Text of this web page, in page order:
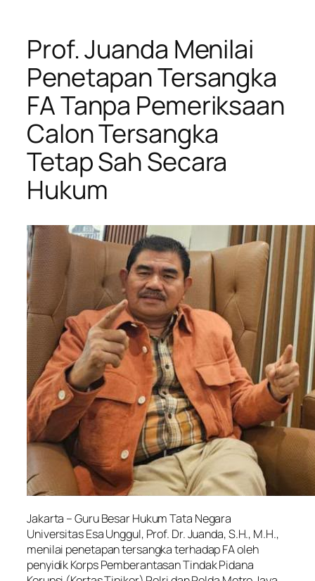
Prof. Juanda Menilai
Penetapan Tersangka
FA Tanpa Pemeriksaan
Calon Tersangka
Tetap Sah Secara
Hukum
Jakarta – Guru Besar Hukum Tata Negara
Universitas Esa Unggul, Prof. Dr. Juanda, S.H., M.H.,
menilai penetapan tersangka terhadap FA oleh
penyidik Korps Pemberantasan Tindak Pidana